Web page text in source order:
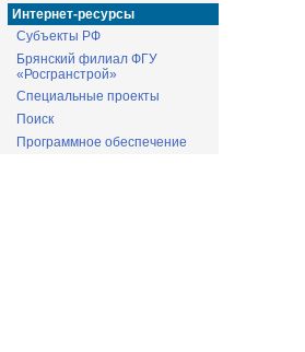
Интернет-ресурсы
Субъекты РФ
Брянский филиал ФГУ
«Росгранстрой»
Специальные проекты
Поиск
Программное обеспечение